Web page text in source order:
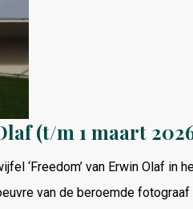
(t/m 1 maart
‘Freedom’ van Erwin Olaf in
van de beroemde fotograaf